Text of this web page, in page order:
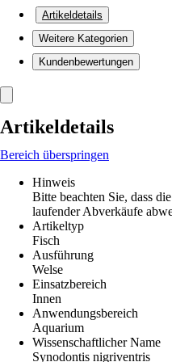
Artikeldetails
Weitere Kategorien
Kundenbewertungen
Artikeldetails
Bereich überspringen
Hinweis
Bitte beachten Sie, dass
laufender Abverkäufe
Artikeltyp
Fisch
Ausführung
Welse
Einsatzbereich
Innen
Anwendungsbereich
Aquarium
Wissenschaftlicher Name
Synodontis nigriventris